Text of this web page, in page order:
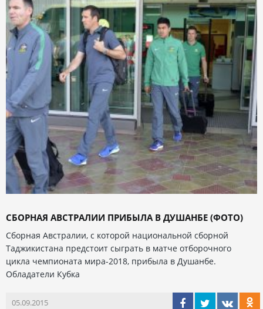
СБОРНАЯ АВСТРАЛИИ ПРИБЫЛА В ДУШАНБЕ (ФОТО)
Сборная Австралии, с которой национальной сборной
Таджикистана предстоит сыграть в матче отборочного
цикла чемпионата мира-2018, прибыла в Душанбе.
Обладатели Кубка
05.09.2015